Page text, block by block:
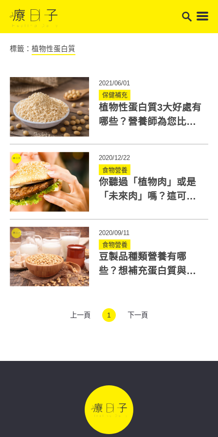
標籤： 植物性蛋白質
2021/06/01
保健補充
植物性蛋白質3大好處有
哪些？營養師為您比較
2020/12/22
食物營養
你聽過「植物肉」或是
「未來肉」嗎？這可是
2020/09/11
食物營養
豆製品種類營養有哪
些？想補充蛋白質與
上一頁 1 下一頁